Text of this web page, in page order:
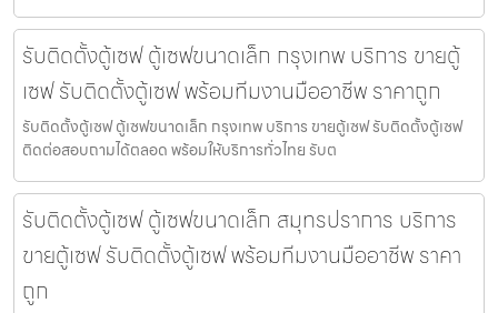
รับติดตั้งตู้เซฟ ตู้เซฟขนาดเล็ก กรุงเทพ บริการ ขายตู้
เซฟ รับติดตั้งตู้เซฟ พร้อมทีมงานมืออาชีพ ราคาถูก
รับติดตั้งตู้เซฟ ตู้เซฟขนาดเล็ก กรุงเทพ บริการ ขายตู้เซฟ รับติดตั้งตู้เซฟ
ติดต่อสอบถามได้ตลอด พร้อมให้บริการทั่วไทย รับต
รับติดตั้งตู้เซฟ ตู้เซฟขนาดเล็ก สมุทรปราการ บริการ
ขายตู้เซฟ รับติดตั้งตู้เซฟ พร้อมทีมงานมืออาชีพ ราคา
ถูก